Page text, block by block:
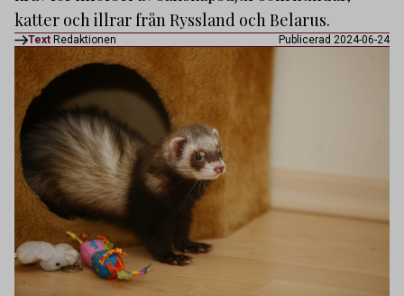
katter och illrar från Ryssland och Belarus.
Text Redaktionen Publicerad 2024-06-24